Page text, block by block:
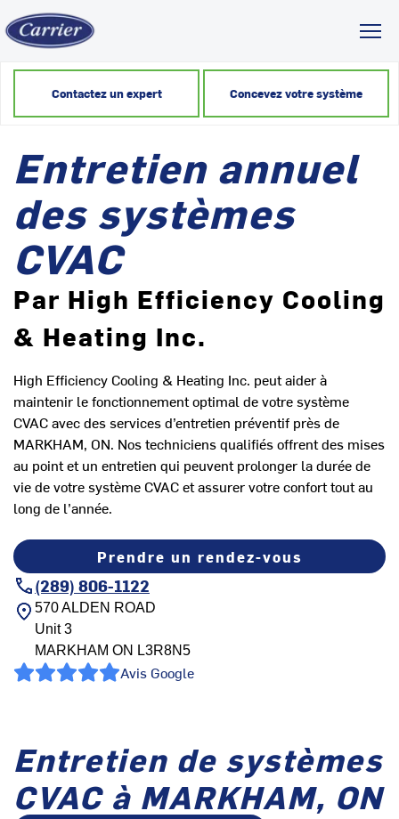
Contactez un expert Concevez votre système
Entretien annuel
des systèmes
CVAC
Par High Efficiency Cooling
& Heating Inc.
High Efficiency Cooling & Heating Inc. peut aider à
maintenir le fonctionnement optimal de votre système
CVAC avec des services d’entretien préventif près de
MARKHAM, ON. Nos techniciens qualifiés offrent des mises
au point et un entretien qui peuvent prolonger la durée de
vie de votre système CVAC et assurer votre confort tout au
long de l’année.
Prendre un rendez-vous
(289) 806-1122
570 ALDEN ROAD
Unit 3
MARKHAM ON L3R8N5
Avis Google
Entretien de systèmes
CVAC à MARKHAM, ON